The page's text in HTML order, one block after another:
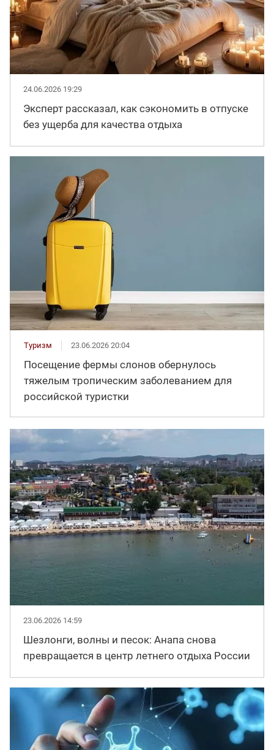
24.06.2026 19:29
Эксперт рассказал, как сэкономить в отпуске
без ущерба для качества отдыха
Туризм 23.06.2026 20:04
Посещение фермы слонов обернулось
тяжелым тропическим заболеванием для
российской туристки
23.06.2026 14:59
Шезлонги, волны и песок: Анапа снова
превращается в центр летнего отдыха России